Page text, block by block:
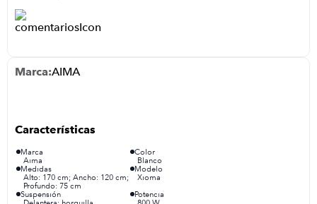
AIMA
Marca
Aima
Color
Blanco
Medidas
Alto: 170 cm; Ancho: 120 cm;
Profundo: 75 cm
Modelo
Xioma
Suspensión
Potencia
7. laptop
9. iphone